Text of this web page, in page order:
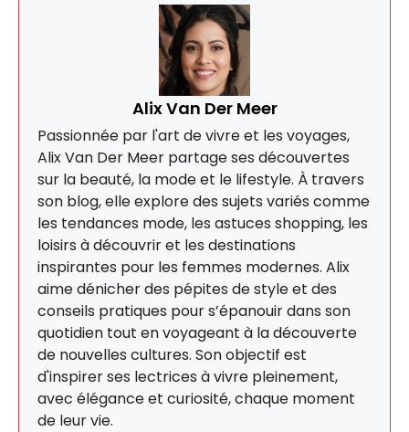
Alix Van Der Meer
Passionnée par l'art de vivre et les voyages,
Alix Van Der Meer partage ses découvertes
sur la beauté, la mode et le lifestyle. À travers
son blog, elle explore des sujets variés comme
les tendances mode, les astuces shopping, les
loisirs à découvrir et les destinations
inspirantes pour les femmes modernes. Alix
aime dénicher des pépites de style et des
conseils pratiques pour s’épanouir dans son
quotidien tout en voyageant à la découverte
de nouvelles cultures. Son objectif est
d'inspirer ses lectrices à vivre pleinement,
avec élégance et curiosité, chaque moment
de leur vie.